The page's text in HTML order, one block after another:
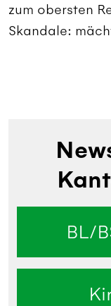
zum obersten
Skandale:
BL/